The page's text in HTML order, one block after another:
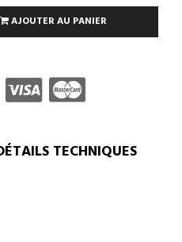
AJOUTER AU PANIER
TECHNIQUES